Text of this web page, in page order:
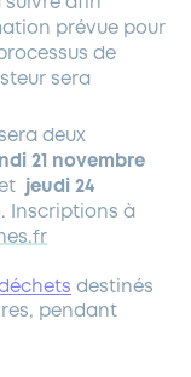
prévue pour
de
sera
deux
21 novembre
jeudi 24
Inscriptions à
destinés
pendant